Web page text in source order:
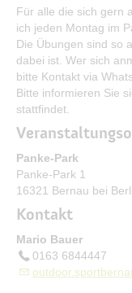
Veranstaltungen
#BERNAUER
Amtsblatt
Haushalt
Öffentliche
Bürgerservice
Stadtverwaltung
Für alle die sich gern
ich jeden Montag im
Die Übungen sind so
dabei ist. Wer sich
bitte Kontakt via
Bitte informieren Sie
stattfindet.
Panke-Park
Panke-Park 1
16321 Bernau bei
Kontakt
Mario Bauer
0163 6844447